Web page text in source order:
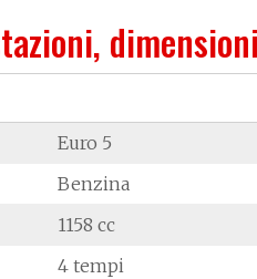
Euro 5
Benzina
1158 cc
4 tempi